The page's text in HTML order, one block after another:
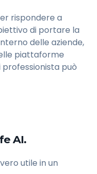
rispondere a
di portare la
delle aziende,
piattaforme
può
AI.
utile in un